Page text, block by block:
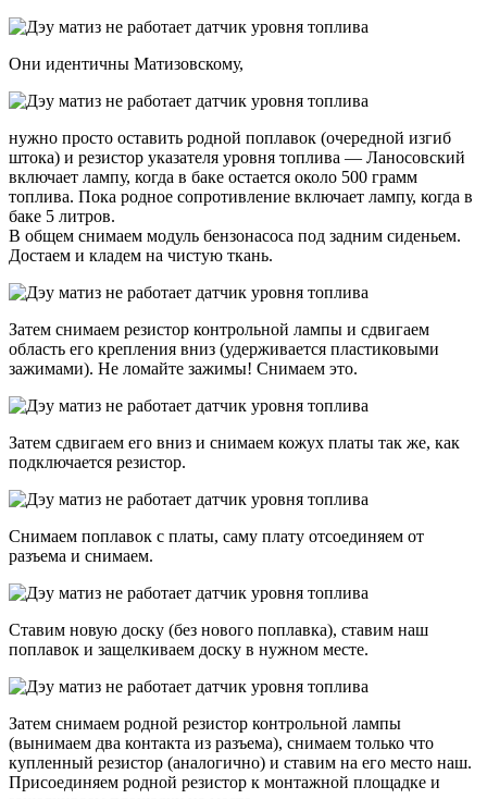
Они идентичны Матизовскому,
нужно просто оставить родной поплавок (очередной изгиб
штока) и резистор указателя уровня топлива — Ланосовский
включает лампу, когда в баке остается около 500 грамм
топлива. Пока родное сопротивление включает лампу, когда в
баке 5 литров.
В общем снимаем модуль бензонасоса под задним сиденьем.
Достаем и кладем на чистую ткань.
Затем снимаем резистор контрольной лампы и сдвигаем
область его крепления вниз (удерживается пластиковыми
зажимами). Не ломайте зажимы! Снимаем это.
Затем сдвигаем его вниз и снимаем кожух платы так же, как
подключается резистор.
Снимаем поплавок с платы, саму плату отсоединяем от
разъема и снимаем.
Ставим новую доску (без нового поплавка), ставим наш
поплавок и защелкиваем доску в нужном месте.
Затем снимаем родной резистор контрольной лампы
(вынимаем два контакта из разъема), снимаем только что
купленный резистор (аналогично) и ставим на его место наш.
Присоединяем родной резистор к монтажной площадке и